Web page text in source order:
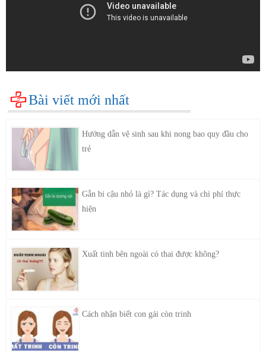
Bài viết mới nhất
Hướng dẫn vệ sinh sau khi nong bao quy đầu cho
trẻ
Gắn bi cậu nhỏ là gì? Tác dụng và chi phí thực
hiện
Xuất tinh bên ngoài có thai được không?
Cách nhận biết con gái còn trinh